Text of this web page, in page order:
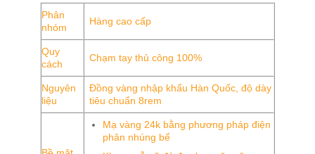
Phân
nhóm
Hàng cao cấp
Quy
cách
Chạm tay thủ công 100%
Nguyên
liệu
Đồng vàng nhập khẩu Hàn Quốc, độ dày
tiêu chuẩn 8rem
Mạ vàng 24k bằng phương pháp điện
phân nhúng bể